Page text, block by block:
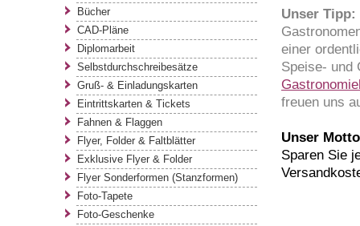
Bücher
CAD-Pläne
Diplomarbeit
Selbstdurchschreibesätze
Gruß- & Einladungskarten
Eintrittskarten & Tickets
Fahnen & Flaggen
Flyer, Folder & Faltblätter
Exklusive Flyer & Folder
Flyer Sonderformen (Stanzformen)
Foto-Tapete
Foto-Geschenke
Unser Tipp:
einer
Speise- und
freuen uns
Unser
Sparen Sie